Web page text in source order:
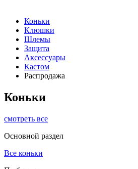
Коньки
Клюшки
Шлемы
Защита
Аксессуары
Кастом
Распродажа
Коньки
смотреть все
Основной раздел
Все коньки